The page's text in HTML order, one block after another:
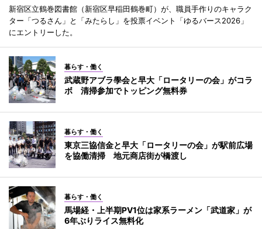
新宿区立鶴巻図書館（新宿区早稲田鶴巻町）が、職員手作りのキャラク
ター「つるさん」と「みたらし」を投票イベント「ゆるバース2026」
にエントリーした。
暮らす・働く
武蔵野アブラ學会と早大「ロータリーの会」がコラ
ボ 清掃参加でトッピング無料券
暮らす・働く
東京三協信金と早大「ロータリーの会」が駅前広場
を協働清掃 地元商店街が橋渡し
暮らす・働く
馬場経・上半期PV1位は家系ラーメン「武道家」が
6年ぶりライス無料化